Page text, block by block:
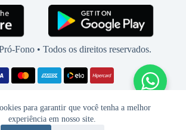
para garantir que você tenha a melhor
experiência em nosso site.
Fono • Todos os direitos reservados.